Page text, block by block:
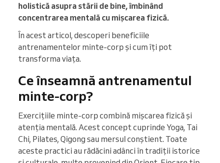
holistică asupra stării de bine, îmbinând
concentrarea mentală cu mișcarea fizică.
În acest articol, descoperi beneficiile
antrenamentelor minte-corp și cum îți pot
transforma viața.
Ce înseamnă antrenamentul
minte-corp?
Exercițiile minte-corp combină mișcarea fizică și
atenția mentală. Acest concept cuprinde Yoga, Tai
Chi, Pilates, Qigong sau mersul conștient. Toate
aceste practici au rădăcini adânci în tradiții istorice